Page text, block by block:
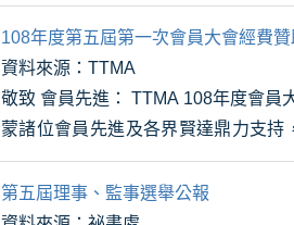
108年度第五屆第一次會員大會經費贊
資料來源：TTMA
敬致 會員先進： TTMA 108年度會員
蒙諸位會員先進及各界賢達鼎力支
齊聚一堂，除了介紹最新技術及市場...
第五屆理事、監事選舉公報